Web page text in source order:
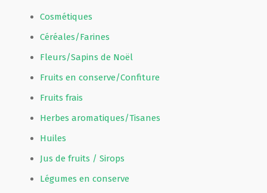
Cosmétiques
Céréales/Farines
Fleurs/Sapins de Noël
Fruits en conserve/Confiture
Fruits frais
Herbes aromatiques/Tisanes
Huiles
Jus de fruits / Sirops
Légumes en conserve